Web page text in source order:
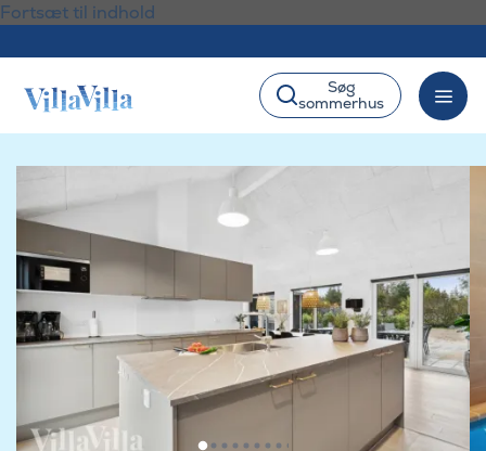
Fortsæt til indhold
Søg
sommerhus